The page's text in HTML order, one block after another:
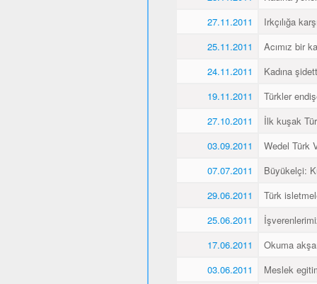
27.11.2011
Irkçılığa
25.11.2011
Acımız bir
24.11.2011
Kadına
19.11.2011
Türkler
27.10.2011
İlk kuşak
03.09.2011
Wedel Türk
07.07.2011
Büyükelçi:
29.06.2011
Türk
25.06.2011
17.06.2011
Okuma
03.06.2011
Meslek